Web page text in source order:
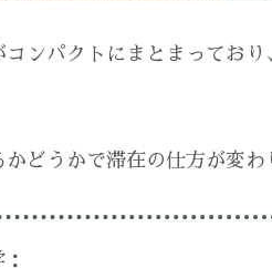
ンパクトにまとまっており
どうかで滞在の仕方が変わ